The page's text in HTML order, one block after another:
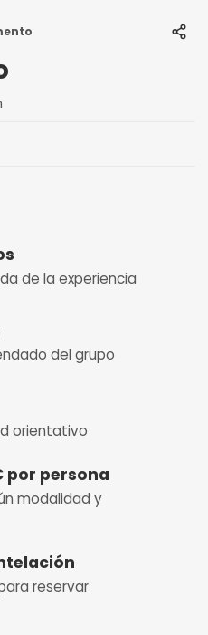
de la experiencia
del grupo
orientativo
por persona
modalidad y
reservar